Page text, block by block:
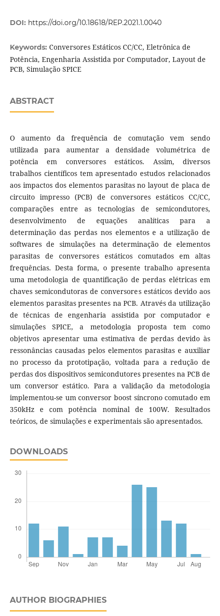
DOI: https://doi.org/10.18618/REP.2021.1.0040
Keywords: Conversores Estáticos CC/CC, Eletrônica de
Potência, Engenharia Assistida por Computador, Layout de
PCB, Simulação SPICE
ABSTRACT
O aumento da frequência de comutação vem sendo
utilizada para aumentar a densidade volumétrica de
potência em conversores estáticos. Assim, diversos
trabalhos científicos tem apresentado estudos relacionados
aos impactos dos elementos parasitas no layout de placa de
circuito impresso (PCB) de conversores estáticos CC/CC,
comparações entre as tecnologias de semicondutores,
desenvolvimento de equações analíticas para a
determinação das perdas nos elementos e a utilização de
softwares de simulações na determinação de elementos
parasitas de conversores estáticos comutados em altas
frequências. Desta forma, o presente trabalho apresenta
uma metodologia de quantificação de perdas elétricas em
chaves semicondutoras de conversores estáticos devido aos
elementos parasitas presentes na PCB. Através da utilização
de técnicas de engenharia assistida por computador e
simulações SPICE, a metodologia proposta tem como
objetivos apresentar uma estimativa de perdas devido às
ressonâncias causadas pelos elementos parasitas e auxiliar
no processo da prototipação, voltada para a redução de
perdas dos dispositivos semicondutores presentes na PCB de
um conversor estático. Para a validação da metodologia
implementou-se um conversor boost síncrono comutado em
350kHz e com potência nominal de 100W. Resultados
teóricos, de simulações e experimentais são apresentados.
DOWNLOADS
AUTHOR BIOGRAPHIES